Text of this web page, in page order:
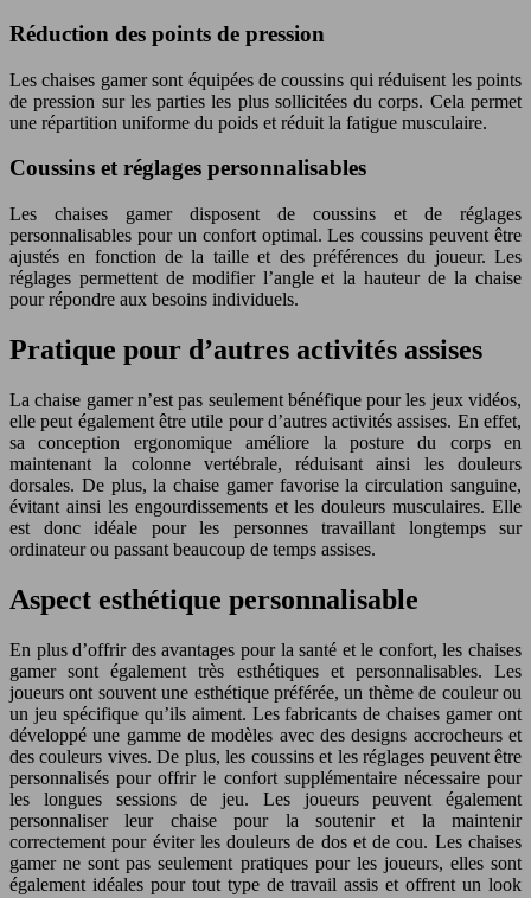
Réduction des points de pression
Les chaises gamer sont équipées de coussins qui réduisent les points
de pression sur les parties les plus sollicitées du corps. Cela permet
une répartition uniforme du poids et réduit la fatigue musculaire.
Coussins et réglages personnalisables
Les chaises gamer disposent de coussins et de réglages
personnalisables pour un confort optimal. Les coussins peuvent être
ajustés en fonction de la taille et des préférences du joueur. Les
réglages permettent de modifier l’angle et la hauteur de la chaise
pour répondre aux besoins individuels.
Pratique pour d’autres activités assises
La chaise gamer n’est pas seulement bénéfique pour les jeux vidéos,
elle peut également être utile pour d’autres activités assises. En effet,
sa conception ergonomique améliore la posture du corps en
maintenant la colonne vertébrale, réduisant ainsi les douleurs
dorsales. De plus, la chaise gamer favorise la circulation sanguine,
évitant ainsi les engourdissements et les douleurs musculaires. Elle
est donc idéale pour les personnes travaillant longtemps sur
ordinateur ou passant beaucoup de temps assises.
Aspect esthétique personnalisable
En plus d’offrir des avantages pour la santé et le confort, les chaises
gamer sont également très esthétiques et personnalisables. Les
joueurs ont souvent une esthétique préférée, un thème de couleur ou
un jeu spécifique qu’ils aiment. Les fabricants de chaises gamer ont
développé une gamme de modèles avec des designs accrocheurs et
des couleurs vives. De plus, les coussins et les réglages peuvent être
personnalisés pour offrir le confort supplémentaire nécessaire pour
les longues sessions de jeu. Les joueurs peuvent également
personnaliser leur chaise pour la soutenir et la maintenir
correctement pour éviter les douleurs de dos et de cou. Les chaises
gamer ne sont pas seulement pratiques pour les joueurs, elles sont
également idéales pour tout type de travail assis et offrent un look